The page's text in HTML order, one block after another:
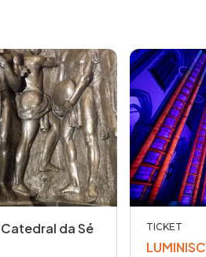
da Sé TICKET